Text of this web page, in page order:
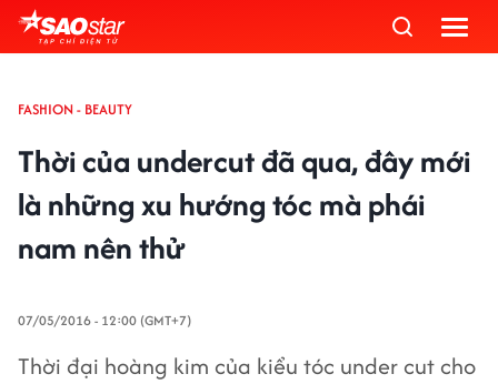
FASHION - BEAUTY
Thời của undercut đã qua, đây mới
là những xu hướng tóc mà phái
nam nên thử
07/05/2016 - 12:00 (GMT+7)
Thời đại hoàng kim của kiểu tóc under cut cho